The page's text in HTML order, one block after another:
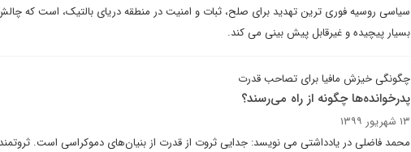
سیاسی روسیه فوری ترین تهدید برای صلح، ثبات و امنیت در منطقه دریای بالتیک، است که
بسیار پیچیده و غیرقابل پیش بینی می کند.
چگونگی خیزش مافیا برای تصاحب قدرت
پدرخوانده‌ها چگونه از راه می‌رسند؟
۱۳ شهریور ۱۳۹۹
محمد فاضلی در یادداشتی می نویسد: جدایی ثروت از قدرت از بنیان‌های دموکراسی است.